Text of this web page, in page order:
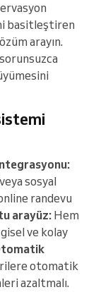
basitleştiren
arayın.
sosyal
randevu
arayüz:Hem
ve kolay
otomatik
azaltmalı.